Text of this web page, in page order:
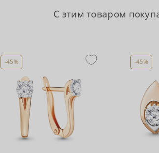
С этим товаром
-45% -45%